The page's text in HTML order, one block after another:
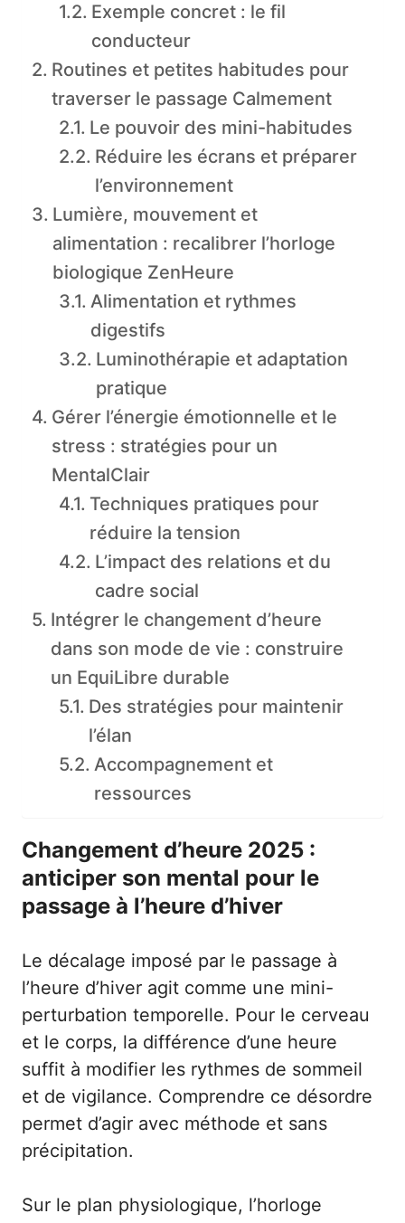
Exemple concret : le fil
conducteur
Routines et petites habitudes pour
traverser le passage Calmement
Le pouvoir des mini-habitudes
Réduire les écrans et préparer
l’environnement
Lumière, mouvement et
alimentation : recalibrer l’horloge
biologique ZenHeure
Alimentation et rythmes
digestifs
Luminothérapie et adaptation
pratique
Gérer l’énergie émotionnelle et le
stress : stratégies pour un
MentalClair
Techniques pratiques pour
réduire la tension
L’impact des relations et du
cadre social
Intégrer le changement d’heure
dans son mode de vie : construire
un EquiLibre durable
Des stratégies pour maintenir
l’élan
Accompagnement et
ressources
Changement d’heure 2025 :
anticiper son mental pour le
passage à l’heure d’hiver
Le décalage imposé par le passage à
l’heure d’hiver agit comme une mini-
perturbation temporelle. Pour le cerveau
et le corps, la différence d’une heure
suffit à modifier les rythmes de sommeil
et de vigilance. Comprendre ce désordre
permet d’agir avec méthode et sans
précipitation.
Sur le plan physiologique, l’horloge